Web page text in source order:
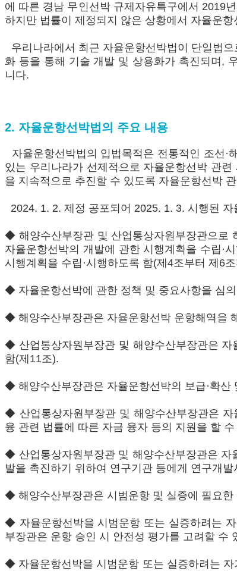
에 따른 경남 무인선박 규제자유특구에서 2019
하지만 법률이 제정되지 않은 상황에서 자율운
우리나라에서 최근 자율운항선박법이 단일법
화 등을 통해 기술 개발 및 상용화가 촉진되며,
니다.
2. 자율운항선박법의 주요 내용
자율운항선박법의 입법목적은 전통적인 조선·
있는 우리나라가 선제적으로 자율운항선박 관
을 지속적으로 추진할 수 있도록 자율운항선박
2024. 1. 2. 제정 공포되어 2025. 1. 3. 시행된
◆ 해양수산부장관 및 산업통상자원부장관으로
자율운항선박의 개발에 관한 시행계획을 수립·
시행계획을 수립·시행하도록 함(제4조부터 제6
◆ 자율운항선박에 관한 정책 및 중요사항을 심
◆ 해양수산부장관은 자율운항선박 운항해역을
◆ 산업통상자원부장관 및 해양수산부장관은 자
함(제11조).
◆ 해양수산부장관은 자율운항선박의 보급·확산
◆ 산업통상자원부장관 및 해양수산부장관은 자
융 관련 법률에 따른 자금 융자 등의 지원을 할
◆ 산업통상자원부장관 및 해양수산부장관은 자
발을 촉진하기 위하여 연구기관 등에게 연구개
◆ 해양수산부장관은 시범운항 및 실증에 필요
◆ 자율운항선박을 시범운항 또는 실증하려는
부장관은 운항 승인 시 안전성 평가를 고려할 수
◆ 자율운항선박을 시범운항 또는 실증하려는